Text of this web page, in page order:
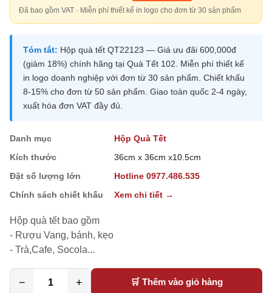
Đã bao gồm VAT · Miễn phí thiết kế in logo cho đơn từ 30 sản phẩm
Tóm tắt: Hộp quà tết QT22123 — Giá ưu đãi 600,000đ
(giảm 18%) chính hãng tại Quà Tết 102. Miễn phí thiết kế
in logo doanh nghiệp với đơn từ 30 sản phẩm. Chiết khấu
8-15% cho đơn từ 50 sản phẩm. Giao toàn quốc 2-4 ngày,
xuất hóa đơn VAT đầy đủ.
Danh mục
Hộp Quà Tết
Kích thước
36cm x 36cm x10.5cm
Đặt số lượng lớn
Hotline 0977.486.535
Chính sách chiết khấu
Xem chi tiết →
Hộp quà tết bao gồm
- Rượu Vang, bánh, kẹo
- Trà,Cafe, Socola...
− + 🛒 Thêm vào giỏ hàng